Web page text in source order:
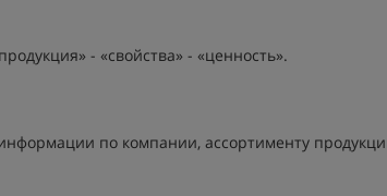
- «свойства» - «ценность».
по компании, ассортименту